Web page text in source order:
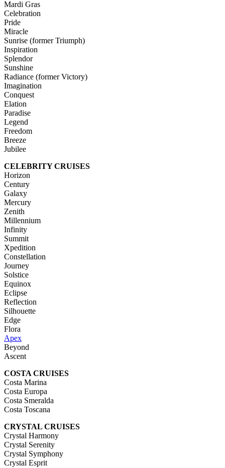
Mardi Gras
Celebration
Pride
Miracle
Sunrise (former Triumph)
Inspiration
Splendor
Sunshine
Radiance (former Victory)
Imagination
Conquest
Elation
Paradise
Legend
Freedom
Breeze
Jubilee
CELEBRITY CRUISES
Horizon
Century
Galaxy
Mercury
Zenith
Millennium
Infinity
Summit
Xpedition
Constellation
Journey
Solstice
Equinox
Eclipse
Reflection
Silhouette
Edge
Flora
Apex
Beyond
Ascent
COSTA CRUISES
Costa Marina
Costa Europa
Costa Smeralda
Costa Toscana
CRYSTAL CRUISES
Crystal Harmony
Crystal Serenity
Crystal Symphony
Crystal Esprit